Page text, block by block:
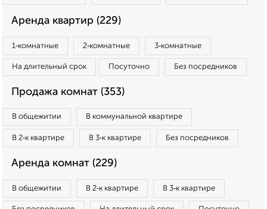
Аренда квартир (229)
1‑комнатные 2‑комнатные 3‑комнатные
На длительный срок Посуточно Без посредников
Продажа комнат (353)
В общежитии В коммунальной квартире
В 2‑к квартире В 3‑к квартире Без посредников
Аренда комнат (229)
В общежитии В 2‑к квартире В 3‑к квартире